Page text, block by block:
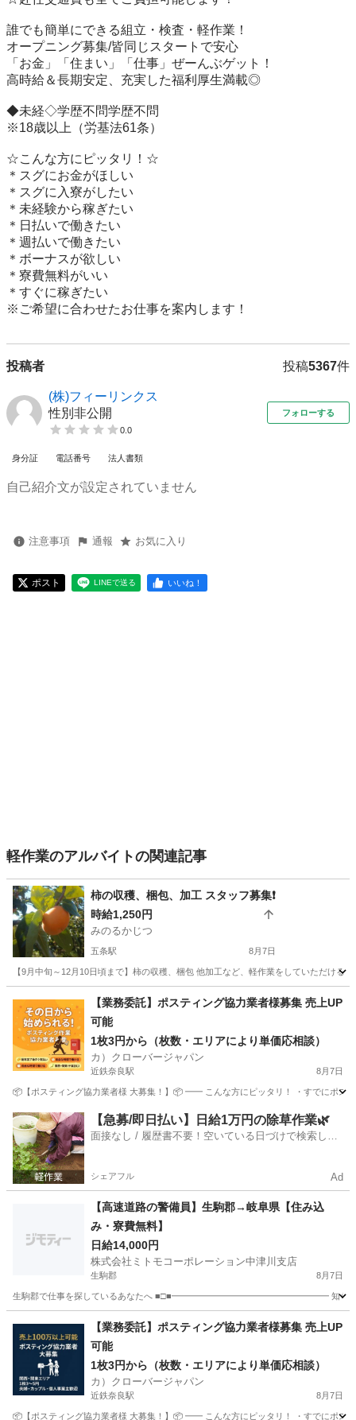
誰でも簡単にできる組立・検査・軽作業！
オープニング募集/皆同じスタートで安心
「お金」「住まい」「仕事」ぜーんぶゲット！
高時給＆長期安定、充実した福利厚生満載◎
◆未経◇学歴不問学歴不問
※18歳以上（労基法61条）
☆こんな方にピッタリ！☆
＊スグにお金がほしい
＊スグに入寮がしたい
＊未経験から稼ぎたい
＊日払いで働きたい
＊週払いで働きたい
＊ボーナスが欲しい
＊寮費無料がいい
＊すぐに稼ぎたい
※ご希望に合わせたお仕事を案内します！
投稿者 投稿5367件
(株)フィーリンクス
性別非公開
0.0
フォローする
身分証 電話番号 法人書類
自己紹介文が設定されていません
注意事項 通報 お気に入り
ポスト LINEで送る いいね！
軽作業のアルバイトの関連記事
柿の収穫、梱包、加工 スタッフ募集❗
時給1,250円
みのるかじつ
五条駅 8月7日
【9月中旬～12月10日頃まで】柿の収穫、梱包 他加工など、軽作業をしていただけ
五条駅 農業
【業務委託】ポスティング協力業者様募集 売上UP
可能
1枚3円から（枚数・エリアにより単価応相談）
カ）クローバージャパン
近鉄奈良駅 8月7日
📦【ポスティング協力業者様 大募集！】📦 ━━ こんな方にピッタリ！ ・すでにポス
奈良 奈良市 近鉄奈良駅 軽作業 業務委託
【急募/即日払い】日給1万円の除草作業🌿
面接なし / 履歴書不要！空いている日づけで検索して
シェアフル Ad
【高速道路の警備員】生駒郡→岐阜県【住み込
み・寮費無料】
日給14,000円
株式会社ミトモコーポレーション中津川支店
生駒郡 8月7日
生駒郡で仕事を探しているあなたへ ■□■━━━━━━━━━━━━━━━━━━ 知らな
警備員 給料
【業務委託】ポスティング協力業者様募集 売上UP
可能
1枚3円から（枚数・エリアにより単価応相談）
カ）クローバージャパン
近鉄奈良駅 8月7日
📦【ポスティング協力業者様 大募集！】📦 ━━ こんな方にピッタリ！ ・すでにポス